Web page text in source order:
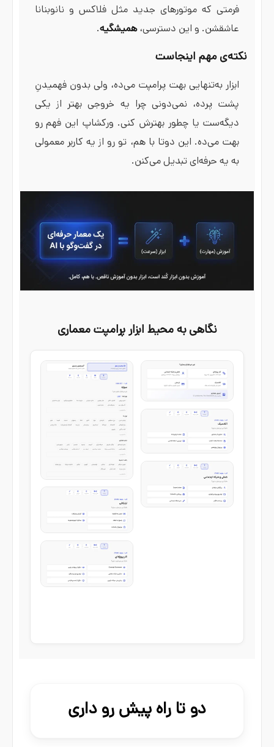
فرمتی که موتورهای جدید مثل فلاکس و نانوبنانا
عاشقشن. و این دسترسی،همیشگیه.
نکته‌ی مهم اینجاست
ابزار به‌تنهایی بهت پرامپت می‌ده، ولی بدون فهمیدنِ
پشت پرده، نمی‌دونی چرا یه خروجی بهتر از یکی
دیگه‌ست یا چطور بهترش کنی. ورکشاپ این فهم رو
بهت می‌ده. این دوتا با هم، تو رو از یه کاربر معمولی
به یه حرفه‌ای تبدیل می‌کنن.
نگاهی به محیط ابزار پرامپت معماری
دو تا راه پیش رو داری